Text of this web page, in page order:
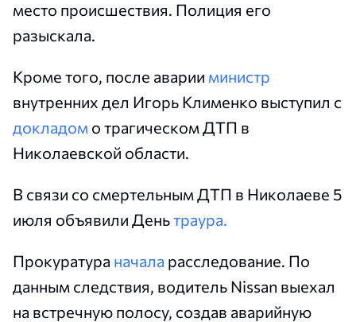
место происшествия. Полиция его
разыскала.
Кроме того, после аварии министр
внутренних дел Игорь Клименко выступил с
докладом о трагическом ДТП в
Николаевской области.
В связи со смертельным ДТП в Николаеве 5
июля объявили Деньтраура.
Прокуратура начала расследование. По
данным следствия, водитель Nissan выехал
на встречную полосу, создав аварийную